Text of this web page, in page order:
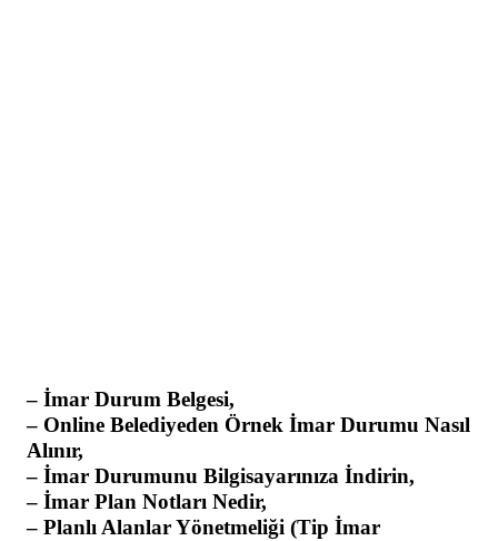
– İmar Durum Belgesi,
– Online Belediyeden Örnek İmar Durumu Nasıl
Alınır,
– İmar Durumunu Bilgisayarınıza İndirin,
– İmar Plan Notları Nedir,
– Planlı Alanlar Yönetmeliği (Tip İmar